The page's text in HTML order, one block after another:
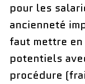
pour les
ancienneté
faut mettre en
potentiels
procédure